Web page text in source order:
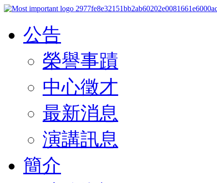
公告
榮譽事蹟
中心徵才
最新消息
演講訊息
簡介